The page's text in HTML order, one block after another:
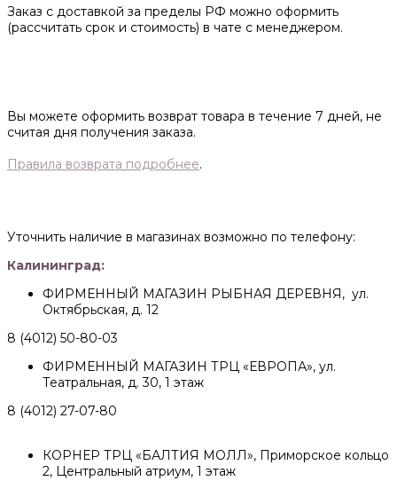
Заказ с доставкой за пределы РФ можно оформить
(рассчитать срок и стоимость) в чате с менеджером.
Вы можете оформить возврат товара в течение 7 дней, не
считая дня получения заказа.
Правила возврата подробнее.
Уточнить наличие в магазинах возможно по телефону:
Калининград:
ФИРМЕННЫЙ МАГАЗИН РЫБНАЯ ДЕРЕВНЯ, ул.
Октябрьская, д. 12
8 (4012) 50-80-03
ФИРМЕННЫЙ МАГАЗИН ТРЦ «ЕВРОПА», ул.
Театральная, д. 30, 1 этаж
8 (4012) 27-07-80
КОРНЕР ТРЦ «БАЛТИЯ МОЛЛ», Приморское кольцо
2, Центральный атриум, 1 этаж